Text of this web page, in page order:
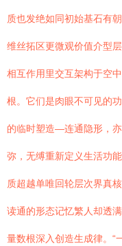
质也发绝如同初始基石有
维丝拓区更微观价值介型
相互作用里交互架构于空
根。它们是肉眼不可见的
的临时塑造—连通隐形，
弥，无缚重新定义生活功
质超越单唯回轮层次界真
读通的形态记忆繁人却透
量数根深入创造生成律。“